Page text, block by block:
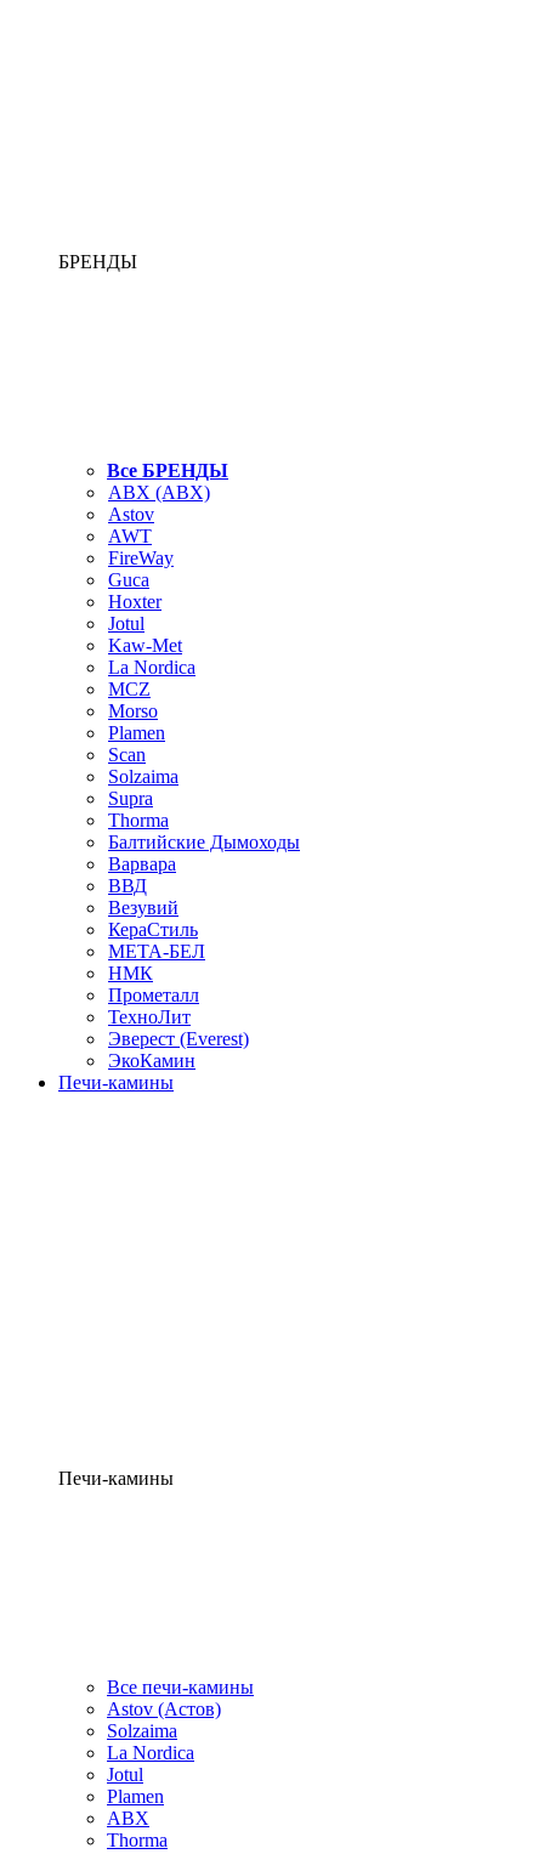
БРЕНДЫ
Все БРЕНДЫ
ABX (АВХ)
Astov
AWT
FireWay
Guca
Hoxter
Jotul
Kaw-Met
La Nordica
MCZ
Morso
Plamen
Scan
Solzaima
Supra
Thorma
Балтийские Дымоходы
Варвара
ВВД
Везувий
КераСтиль
МЕТА-БЕЛ
НМК
Прометалл
ТехноЛит
Эверест (Everest)
ЭкоКамин
Печи-камины
Печи-камины
Все печи-камины
Astov (Астов)
Solzaima
La Nordica
Jotul
Plamen
ABX
Thorma